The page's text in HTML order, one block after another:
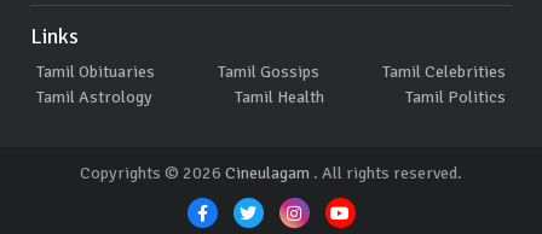
Links
Tamil Obituaries Tamil Gossips
Tamil Celebrities
Tamil Astrology
Tamil Health Tamil Politics
Copyrights © 2026 Cineulagam . All rights reserved.